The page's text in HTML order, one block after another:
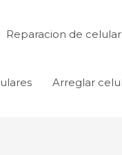
Reparacion de
Arreglar